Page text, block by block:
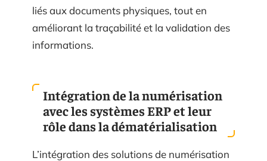
liés aux documents physiques, tout en
améliorant la traçabilité et la validation des
informations.
Intégration de la numérisation
avec les systèmes ERP et leur
rôle dans la dématérialisation
L’intégration des solutions de numérisation